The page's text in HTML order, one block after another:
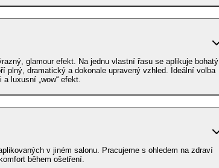
glamour efekt. Na jednu vlastní řasu se aplikuje bohatý
plný, dramatický a dokonale upravený vzhled. Ideální volba
luxusní „wow“ efekt.
v jiném salonu. Pracujeme s ohledem na zdraví
během ošetření.